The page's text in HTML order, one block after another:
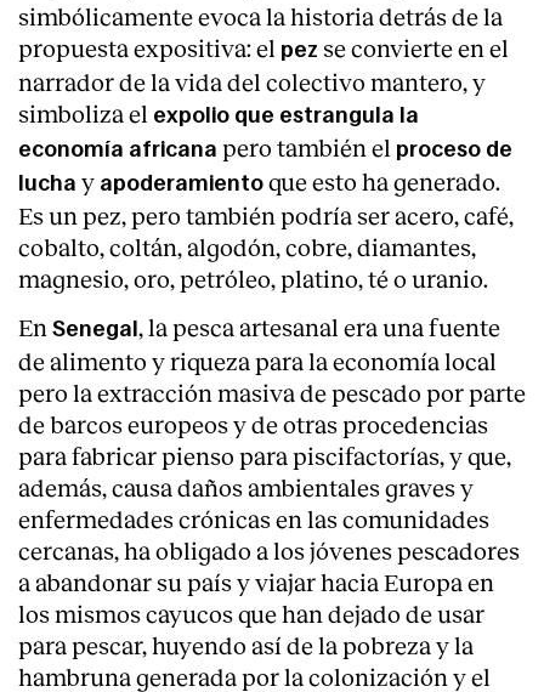
simbólicamente evoca la historia detrás de la
propuesta expositiva: el pez se convierte en el
narrador de la vida del colectivo mantero, y
simboliza el expolio que estrangula la
economía africana pero también el proceso de
lucha y apoderamiento que esto ha generado.
Es un pez, pero también podría ser acero, café,
cobalto, coltán, algodón, cobre, diamantes,
magnesio, oro, petróleo, platino, té o uranio.
En Senegal , la pesca artesanal era una fuente
de alimento y riqueza para la economía local
pero la extracción masiva de pescado por parte
de barcos europeos y de otras procedencias
para fabricar pienso para piscifactorías, y que,
además, causa daños ambientales graves y
enfermedades crónicas en las comunidades
cercanas, ha obligado a los jóvenes pescadores
a abandonar su país y viajar hacia Europa en
los mismos cayucos que han dejado de usar
para pescar, huyendo así de la pobreza y la
hambruna generada por la colonización y el